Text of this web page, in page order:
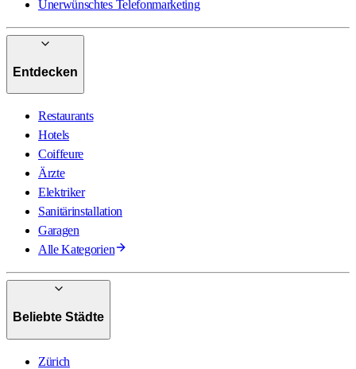
Unerwünschtes Telefonmarketing
Entdecken
Restaurants
Hotels
Coiffeure
Ärzte
Elektriker
Sanitärinstallation
Garagen
Alle Kategorien
Beliebte Städte
Zürich